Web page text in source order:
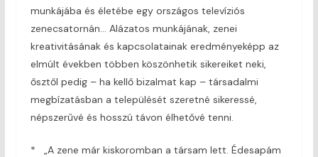
munkájába és életébe egy országos televíziós
zenecsatornán… Alázatos munkájának, zenei
kreativitásának és kapcsolatainak eredményeképp az
elmúlt években többen köszönhetik sikereiket neki,
ősztől pedig – ha kellő bizalmat kap – társadalmi
megbízatásban a települését szeretné sikeressé,
népszerűvé és hosszú távon élhetővé tenni.
* „A zene már kiskoromban a társam lett. Édesapám